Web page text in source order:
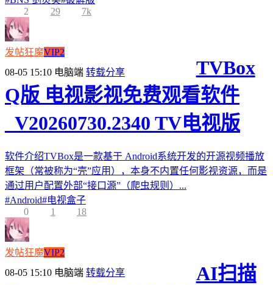
2
29 7k
发帖狂魔VIP2
08-05 15:10 电脑端 转载分享
TVBox
Q版 电视影视免费观看软件
_V20260730.2340 TV电视版
软件介绍TVBox是一款基于 Android系统开发的开源视频播放
框架（常被称为“壳”应用），本身不内置任何影视资源，而是
通过用户配置外部“接口源”（爬虫规则）...
#Android#电视盒子
0
1 18
发帖狂魔VIP2
08-05 15:10 电脑端 转载分享
AI扫描